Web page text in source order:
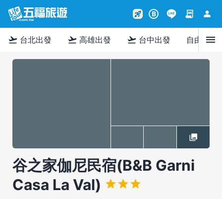
rocket_launch B contract person
flight_takeoff 台北出發 flight_takeoff 高雄出發 flight_takeoff 台中出發 自由行menu
谷之家伽尼民宿(B&B Garni
Casa La Val)